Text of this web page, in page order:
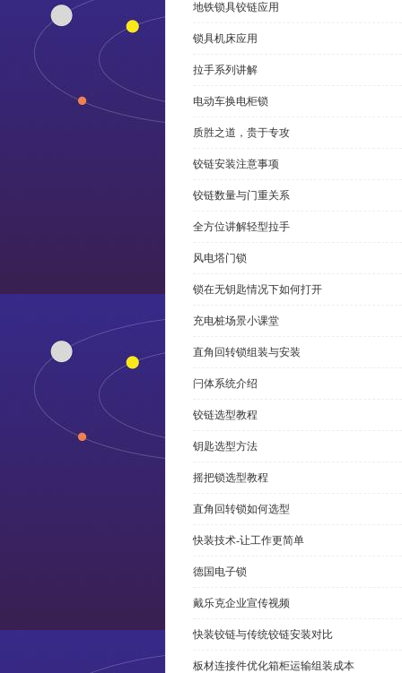
地铁锁具铰链应用
锁具机床应用
拉手系列讲解
电动车换电柜锁
质胜之道，贵于专攻
铰链安装注意事项
铰链数量与门重关系
全方位讲解轻型拉手
风电塔门锁
锁在无钥匙情况下如何打开
充电桩场景小课堂
直角回转锁组装与安装
闩体系统介绍
铰链选型教程
钥匙选型方法
摇把锁选型教程
直角回转锁如何选型
快装技术-让工作更简单
德国电子锁
戴乐克企业宣传视频
快装铰链与传统铰链安装对比
板材连接件优化箱柜运输组装成本